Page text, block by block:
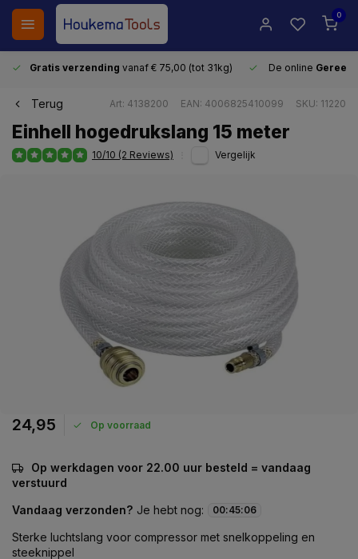
0
Gratis verzending vanaf € 75,00 (tot 31kg) De online
Terug Art: 4138200 EAN: 4006825410099 SKU: 11220
Einhell hogedrukslang 15 meter
10/10 (2 Reviews) Vergelijk
24,95 Op voorraad
Op werkdagen voor 22.00 uur besteld = vandaag
verstuurd
Vandaag verzonden? Je hebt nog: 00:45:06
Sterke luchtslang voor compressor met snelkoppeling en
steeknippel